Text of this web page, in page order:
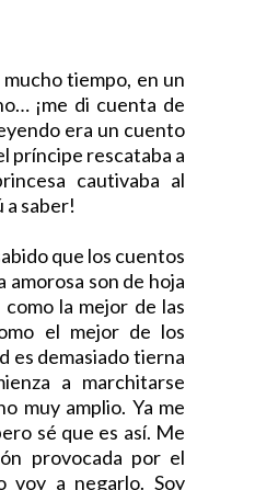
tiempo, en un
¡me di cuenta de
era un cuento
príncipe rescataba a
cautivaba al
saber!
que los cuentos
amorosa son de hoja
como la mejor de las
el mejor de los
es demasiado tierna
a marchitarse
muy amplio. Ya me
sé que es así. Me
provocada por el
voy a negarlo. Soy